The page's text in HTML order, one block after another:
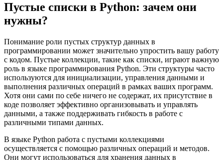
Пустые списки в Python: зачем они
нужны?
Понимание роли пустых структур данных в
программировании может значительно упростить вашу работу
с кодом. Пустые коллекции, такие как списки, играют важную
роль в языке программирования Python. Эти структуры часто
используются для инициализации, управления данными и
выполнения различных операций в рамках ваших программ.
Хотя они сами по себе ничего не содержат, их присутствие в
коде позволяет эффективно организовывать и управлять
данными, а также поддерживать гибкость в работе с
различными типами данных.
В языке Python работа с пустыми коллекциями
осуществляется с помощью различных операций и методов.
Они могут использоваться для хранения данных в